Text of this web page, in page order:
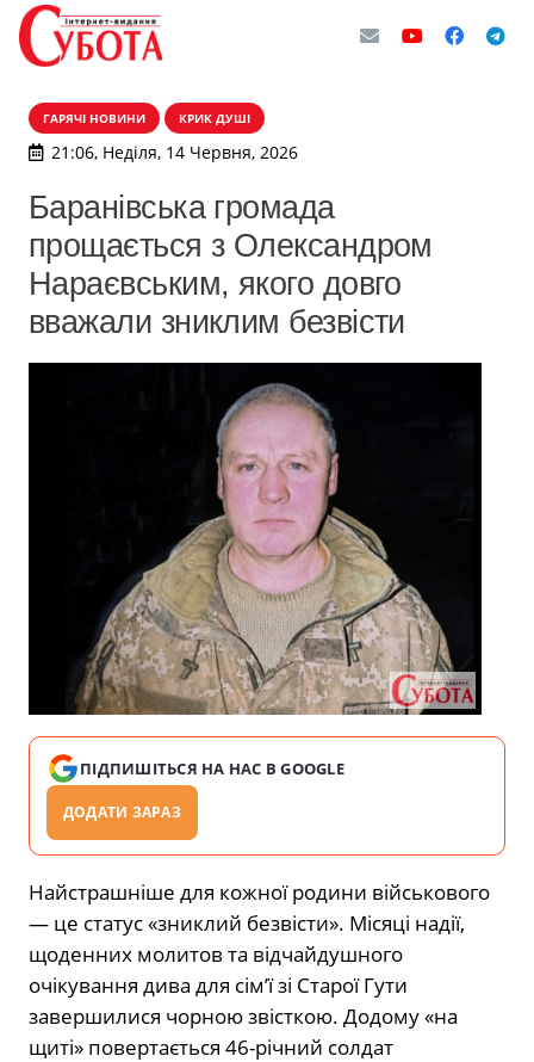
ГАРЯЧІ НОВИНИ КРИК ДУШІ
21:06, Неділя, 14 Червня, 2026
Баранівська громада
прощається з Олександром
Нараєвським, якого довго
вважали зниклим безвісти
ПІДПИШІТЬСЯ НА НАС В GOOGLE
ДОДАТИ ЗАРАЗ
Найстрашніше для кожної родини військового
— це статус «зниклий безвісти». Місяці надії,
щоденних молитов та відчайдушного
очікування дива для сім’ї зі Старої Гути
завершилися чорною звісткою. Додому «на
щиті» повертається 46-річний солдат